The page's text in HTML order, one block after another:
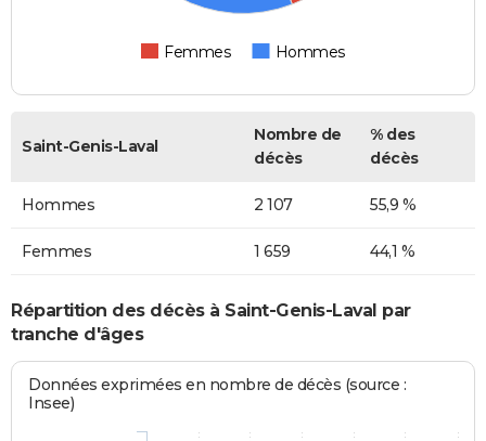
Femmes Hommes
Saint-Genis-Laval
Nombre de
décès
% des
décès
Hommes 2 107 55,9 %
Femmes 1 659 44,1 %
Répartition des décès à Saint-Genis-Laval par
tranche d'âges
Données exprimées en nombre de décès (source :
Insee)